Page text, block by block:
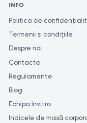
INFO
Politica de
Termenii și condițiile
Despre noi
Contacte
Regulamente
Blog
Echipa Invitro
Indicele de masă